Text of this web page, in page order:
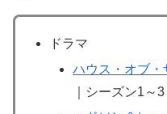
ドラマ
ハウス・オブ・
｜シーズン1～